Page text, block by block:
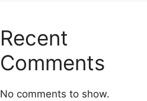
Recent
Comments
No comments to show.